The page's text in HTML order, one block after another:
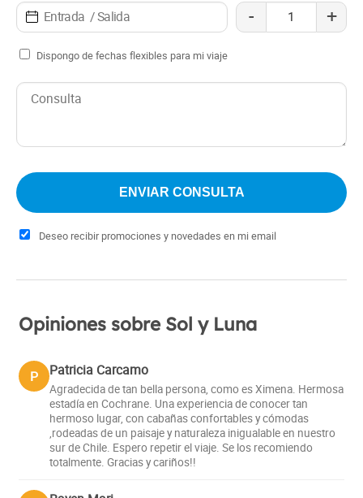
honor a sus nombres, Sol y Luna, invitando a los
huéspedes a relajarse y maravillarse con la inmensidad
del universo.
- +
Dispongo de fechas flexibles para mi viaje
Deseo recibir promociones y novedades en mi email
Opiniones sobre Sol y Luna
P Patricia Carcamo
Agradecida de tan bella persona, como es Ximena. Hermosa
estadía en Cochrane. Una experiencia de conocer tan
hermoso lugar, con cabañas confortables y cómodas
,rodeadas de un paisaje y naturaleza inigualable en nuestro
sur de Chile. Espero repetir el viaje. Se los recomiendo
totalmente. Gracias y cariños!!